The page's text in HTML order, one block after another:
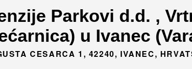
Parkovi d.d. ,
u Ivanec
CESARCA 1, 42240, IVANEC,